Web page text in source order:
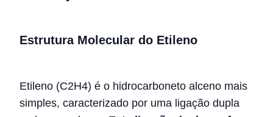
Estrutura Molecular do Etileno
Etileno (C2H4) é o hidrocarboneto alceno mais
simples, caracterizado por uma ligação dupla